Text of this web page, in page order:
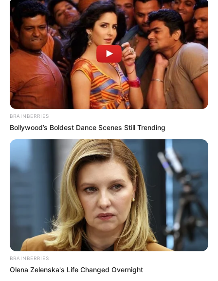
BRAINBERRIES
Bollywood’s Boldest Dance Scenes Still Trending
BRAINBERRIES
Olena Zelenska's Life Changed Overnight